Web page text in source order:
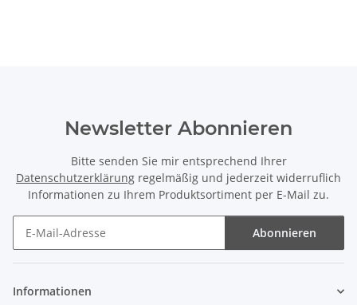
Newsletter Abonnieren
Bitte senden Sie mir entsprechend Ihrer
Datenschutzerklärung regelmäßig und jederzeit widerruflich
Informationen zu Ihrem Produktsortiment per E-Mail zu.
Abonnieren
Informationen